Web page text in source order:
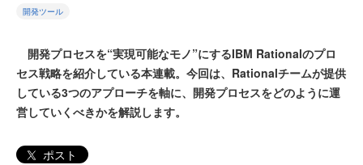
開発ツール
開発プロセスを“実現可能なモノ”にするIBM Rationalのプロ
セス戦略を紹介している本連載。今回は、Rationalチームが提供
している3つのアプローチを軸に、開発プロセスをどのように運
営していくべきかを解説します。
ポスト